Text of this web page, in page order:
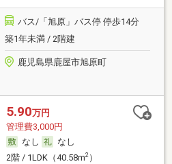
バス/「旭原」バス停 停歩14分
築1年未満 / 2階建
鹿児島県鹿屋市旭原町
5.90万円
管理費3,000円
なし
なし
2階 / 1LDK（40.58m2）